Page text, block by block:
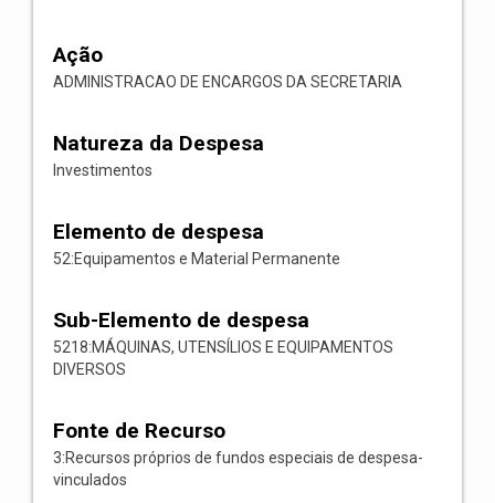
Ação
ADMINISTRACAO DE ENCARGOS DA SECRETARIA
Natureza da Despesa
Investimentos
Elemento de despesa
52:Equipamentos e Material Permanente
Sub-Elemento de despesa
5218:MÁQUINAS, UTENSÍLIOS E EQUIPAMENTOS
DIVERSOS
Fonte de Recurso
3:Recursos próprios de fundos especiais de despesa-
vinculados